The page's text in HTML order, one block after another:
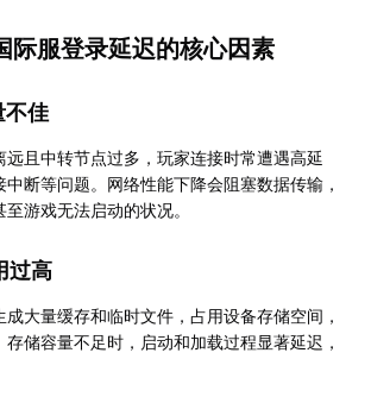
际服登录延迟的核心因素
不佳
远且中转节点过多，玩家连接时常遭遇高延
断等问题。网络性能下降会阻塞数据传输，
游戏无法启动的状况。
过高
大量缓存和临时文件，占用设备存储空间，
储容量不足时，启动和加载过程显著延迟，